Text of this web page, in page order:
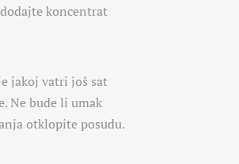
koncentrat
jakoj vatri još sat
Ne bude li umak
otklopite posudu.